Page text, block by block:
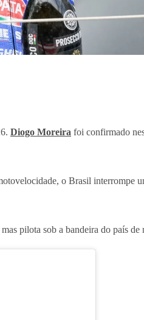
Diogo Moreira foi confirmado
o Brasil
pilota sob a bandeira do país de